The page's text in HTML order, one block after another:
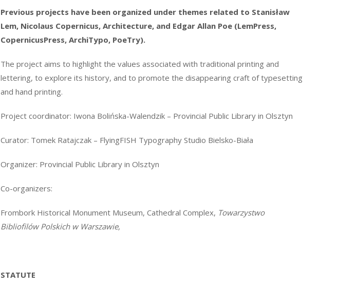
Previous projects have been organized under themes related to Stanisław
Lem, Nicolaus Copernicus, Architecture, and Edgar Allan Poe (LemPress,
CopernicusPress, ArchiTypo, PoeTry).
The project aims to highlight the values ​​associated with traditional printing and
lettering, to explore its history, and to promote the disappearing craft of typesetting
and hand printing.
Project coordinator: Iwona Bolińska-Walendzik – Provincial Public Library in Olsztyn
Curator: Tomek Ratajczak – FlyingFISH Typography Studio Bielsko-Biała
Organizer: Provincial Public Library in Olsztyn
Co-organizers:
Frombork Historical Monument Museum, Cathedral Complex, Towarzystwo
Bibliofilów Polskich w Warszawie,
STATUTE